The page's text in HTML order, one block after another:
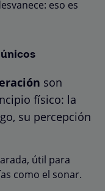
eso es
son
físico: la
su percepción
útil para
como el sonar.